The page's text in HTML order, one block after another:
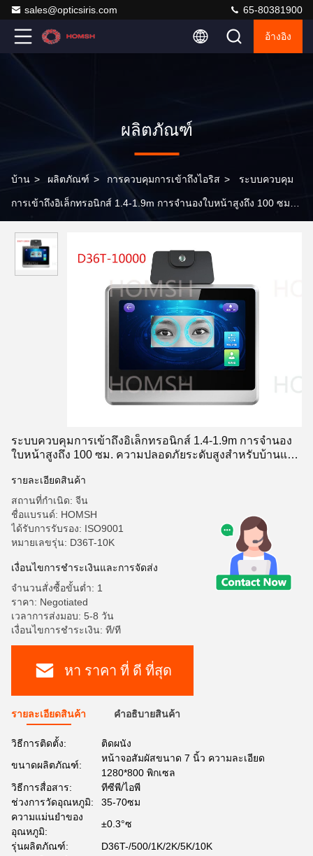
sales@opticsiris.com 65-80381900
อ้างอิง
ผลิตภัณฑ์
บ้าน > ผลิตภัณฑ์ > การควบคุมการเข้าถึงไอริส > ระบบควบคุม
การเข้าถึงอิเล็กทรอนิกส์ 1.4-1.9m การจํานองใบหน้าสูงถึง 100 ซม.
ระบบควบคุมการเข้าถึงอิเล็กทรอนิกส์ 1.4-1.9m การจํานอง
ใบหน้าสูงถึง 100 ซม. ความปลอดภัยระดับสูงสําหรับบ้านและ
รายละเอียดสินค้า
สถานที่กำเนิด: จีน
ชื่อแบรนด์: HOMSH
ได้รับการรับรอง: ISO9001
หมายเลขรุ่น: D36T-10K
เงื่อนไขการชําระเงินและการจัดส่ง
จำนวนสั่งซื้อขั้นต่ำ: 1
ราคา: Negotiated
เวลาการส่งมอบ: 5-8 วัน
เงื่อนไขการชำระเงิน: ที/ที
หา ราคา ที่ ดี ที่สุด
รายละเอียดสินค้า คําอธิบายสินค้า
วิธีการติดตั้ง:
ติดผนัง
ขนาดผลิตภัณฑ์:
หน้าจอสัมผัสขนาด 7 นิ้ว ความละเอียด
1280*800 พิกเซล
วิธีการสื่อสาร:
ทีซีพี/ไอพี
ช่วงการวัดอุณหภูมิ:
35-70ซม
ความแม่นยำของ
อุณหภูมิ:
±0.3°ซ
รุ่นผลิตภัณฑ์:
D36T-/500/1K/2K/5K/10K